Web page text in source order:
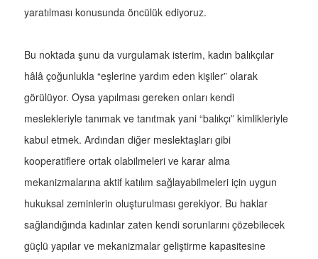
yaratılması konusunda öncülük ediyoruz.
Bu noktada şunu da vurgulamak isterim, kadın balıkçılar
hâlâ çoğunlukla “eşlerine yardım eden kişiler” olarak
görülüyor. Oysa yapılması gereken onları kendi
meslekleriyle tanımak ve tanıtmak yani “balıkçı” kimlikleriyle
kabul etmek. Ardından diğer meslektaşları gibi
kooperatiflere ortak olabilmeleri ve karar alma
mekanizmalarına aktif katılım sağlayabilmeleri için uygun
hukuksal zeminlerin oluşturulması gerekiyor. Bu haklar
sağlandığında kadınlar zaten kendi sorunlarını çözebilecek
güçlü yapılar ve mekanizmalar geliştirme kapasitesine